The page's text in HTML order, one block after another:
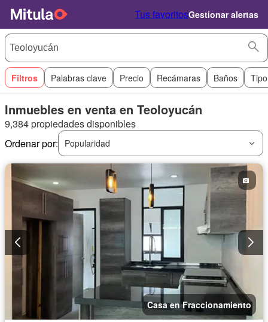
Tus favoritosGestionar alertas
Filtros Palabras clave Precio Recámaras Baños
Inmuebles en venta en Teoloyucán
9,384 propiedades disponibles
Ordenar por:
Popularidad
Casa en Fraccionamiento